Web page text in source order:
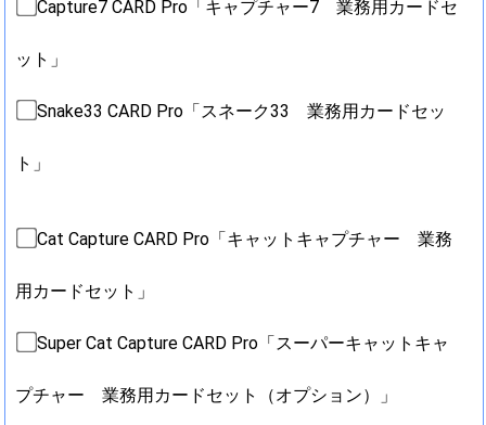
Capture7 CARD Pro「キャプチャー7 業務用カードセ
ット」
Snake33 CARD Pro「スネーク33 業務用カードセッ
ト」
Cat Capture CARD Pro「キャットキャプチャー 業務
用カードセット」
Super Cat Capture CARD Pro「スーパーキャットキャ
プチャー 業務用カードセット（オプション）」